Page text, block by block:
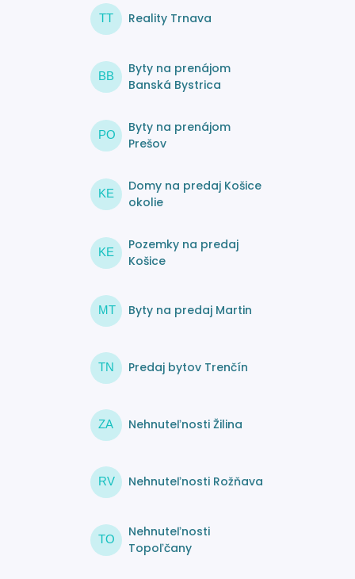
TT Reality Trnava
BB
Byty na prenájom
Banská Bystrica
PO
Byty na prenájom
Prešov
KE
Domy na predaj Košice
okolie
KE
Pozemky na predaj
Košice
MT Byty na predaj Martin
TN Predaj bytov Trenčín
ZA Nehnuteľnosti Žilina
RV Nehnuteľnosti Rožňava
TO
Nehnuteľnosti
Topoľčany